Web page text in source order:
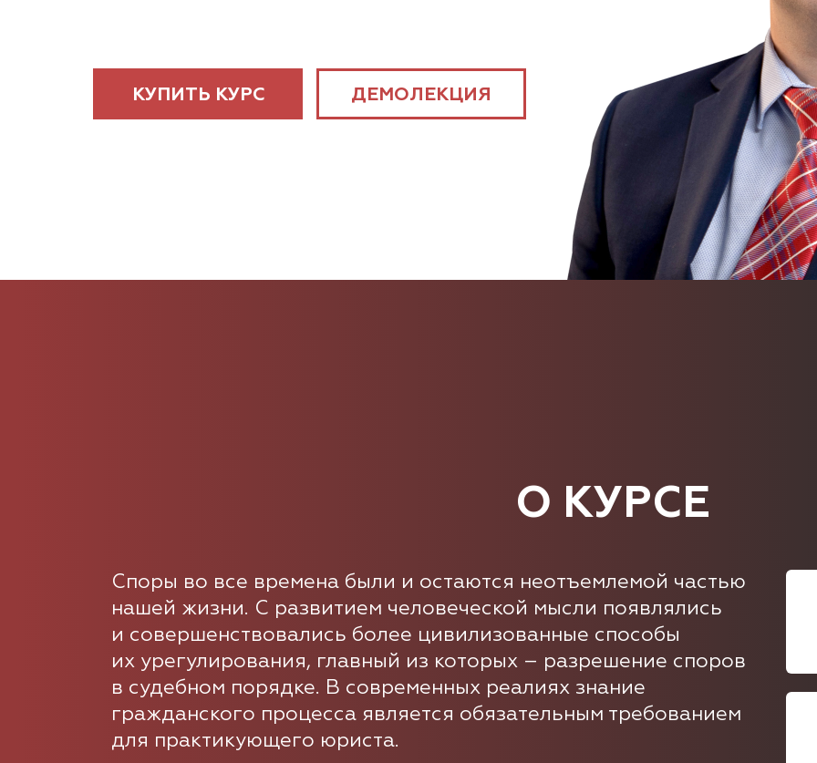
ДЕМОЛЕКЦИЯ
КУПИТЬ КУРС
О КУРСЕ
Споры во все времена были и остаются неотъемлемой частью
нашей жизни. С развитием человеческой мысли появлялись
и совершенствовались более цивилизованные способы
их урегулирования, главный из которых – разрешение споров
в судебном порядке. В современных реалиях знание
гражданского процесса является обязательным требованием
для практикующего юриста.